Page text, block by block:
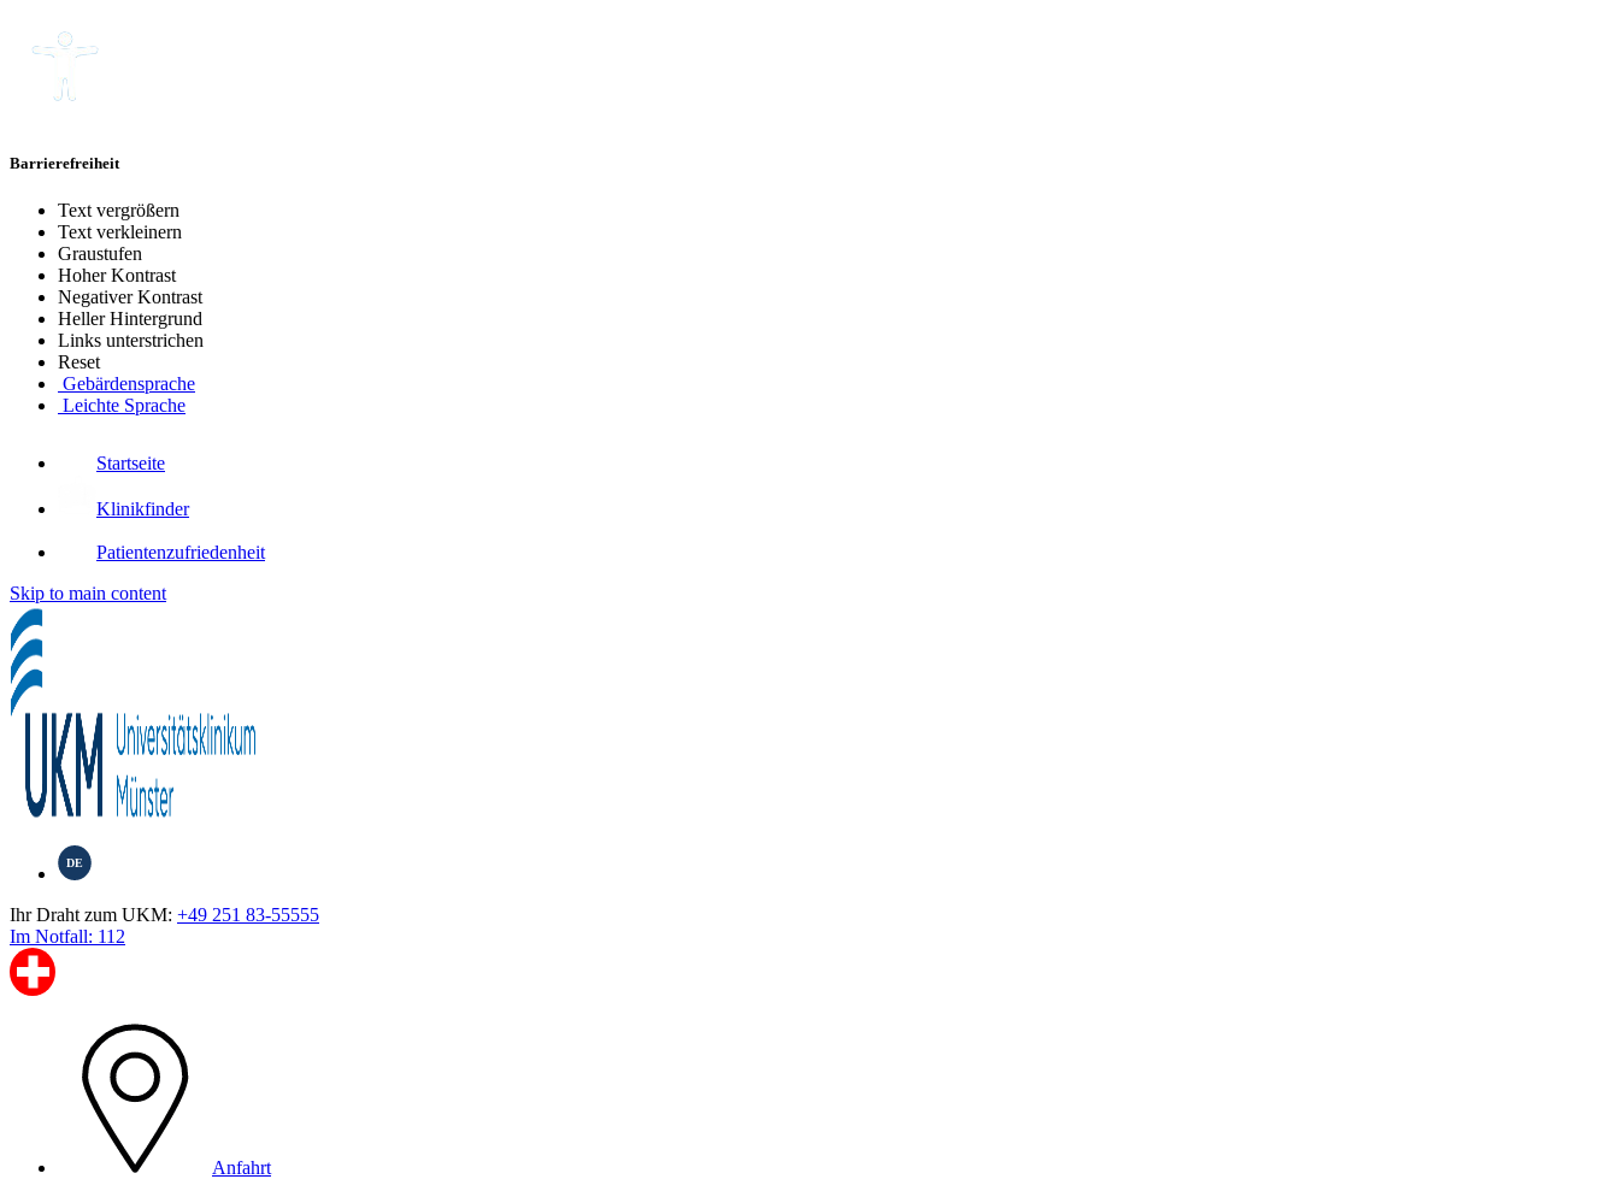
Barrierefreiheit
Text vergrößern
Text verkleinern
Graustufen
Hoher Kontrast
Negativer Kontrast
Heller Hintergrund
Links unterstrichen
Reset
Gebärdensprache
Leichte Sprache
Startseite
Klinikfinder
Patientenzufriedenheit
Skip to main content
DE
Ihr Draht zum UKM: +49 251 83-55555
Im Notfall: 112
Anfahrt